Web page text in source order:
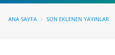
ANA SAYFA SON EKLENEN YAYINLAR